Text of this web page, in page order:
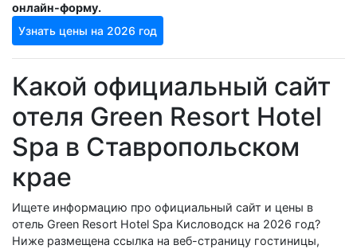
онлайн-форму.
Узнать цены на 2026 год
Какой официальный сайт
отеля Green Resort Hotel
Spa в Ставропольском
крае
Ищете информацию про официальный сайт и цены в
отель Green Resort Hotel Spa Кисловодск на 2026 год?
Ниже размещена ссылка на веб-страницу гостиницы,